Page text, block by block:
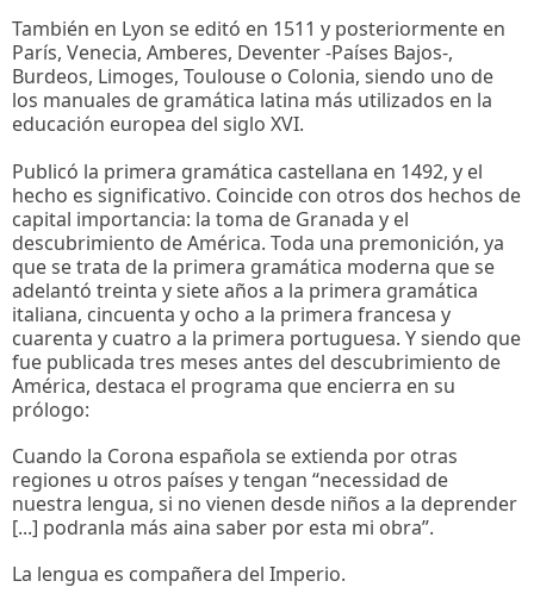
También en Lyon se editó en 1511 y posteriormente en
París, Venecia, Amberes, Deventer -Países Bajos-,
Burdeos, Limoges, Toulouse o Colonia, siendo uno de
los manuales de gramática latina más utilizados en la
educación europea del siglo XVI.
Publicó la primera gramática castellana en 1492, y el
hecho es significativo. Coincide con otros dos hechos de
capital importancia: la toma de Granada y el
descubrimiento de América. Toda una premonición, ya
que se trata de la primera gramática moderna que se
adelantó treinta y siete años a la primera gramática
italiana, cincuenta y ocho a la primera francesa y
cuarenta y cuatro a la primera portuguesa. Y siendo que
fue publicada tres meses antes del descubrimiento de
América, destaca el programa que encierra en su
prólogo:
Cuando la Corona española se extienda por otras
regiones u otros países y tengan “necessidad de
nuestra lengua, si no vienen desde niños a la deprender
[...] podranla más aina saber por esta mi obra”.
La lengua es compañera del Imperio.